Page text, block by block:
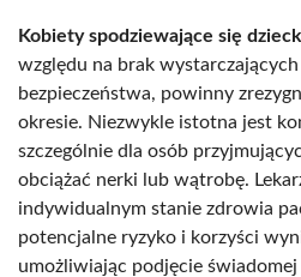
Kobiety spodziewające się
względu na brak
bezpieczeństwa, powinny
okresie. Niezwykle istotna jest
szczególnie dla osób
obciążać nerki lub wątrobę.
indywidualnym stanie zdrowia
potencjalne ryzyko i korzyści
umożliwiając podjęcie